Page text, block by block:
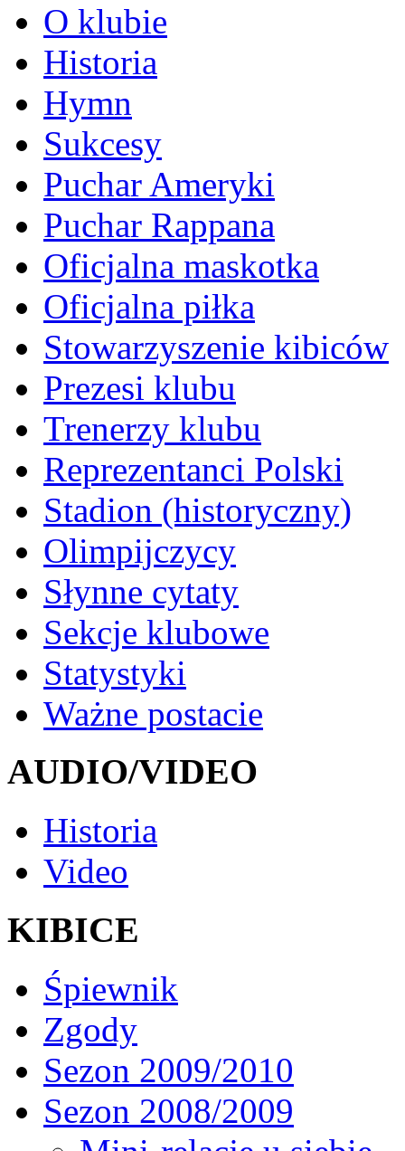
O klubie
Historia
Hymn
Sukcesy
Puchar Ameryki
Puchar Rappana
Oficjalna maskotka
Oficjalna piłka
Stowarzyszenie kibiców
Prezesi klubu
Trenerzy klubu
Reprezentanci Polski
Stadion (historyczny)
Olimpijczycy
Słynne cytaty
Sekcje klubowe
Statystyki
Ważne postacie
AUDIO/VIDEO
Historia
Video
KIBICE
Śpiewnik
Zgody
Sezon 2009/2010
Sezon 2008/2009